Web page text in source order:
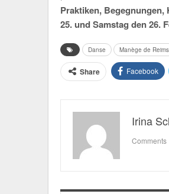
Praktiken,
25. und Samstag den 26.
Danse Manège de Reims
Share Facebook
Irina
Comments